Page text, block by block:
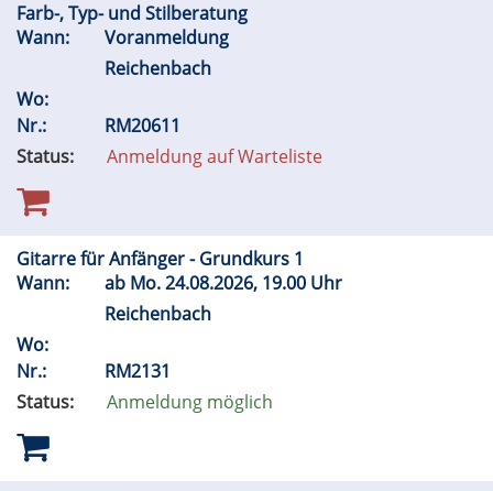
Farb-, Typ- und Stilberatung
Wann:
Voranmeldung
Reichenbach
Wo:
Nr.:
RM20611
Status:
Anmeldung auf Warteliste
Gitarre für Anfänger - Grundkurs 1
Wann:
ab Mo.24.08.2026, 19.00 Uhr
Reichenbach
Wo:
Nr.:
RM2131
Status:
Anmeldung möglich